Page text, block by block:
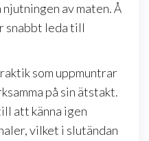
av maten. Å
snabbt leda till
som uppmuntrar
på sin ätstakt.
att känna igen
vilket i slutändan